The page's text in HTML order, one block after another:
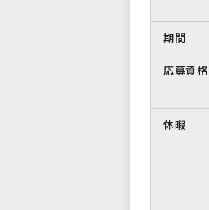
期間
応募資格
休暇